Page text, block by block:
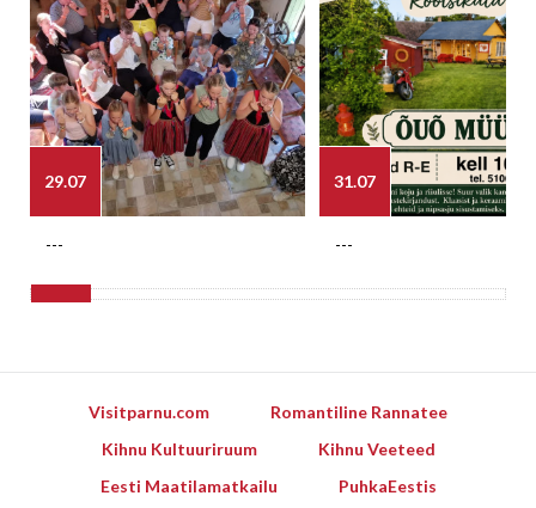
29.07
---
31.07
---
Visitparnu.com
Romantiline Rannatee
Kihnu Kultuuriruum
Kihnu Veeteed
Eesti Maatilamatkailu
PuhkaEestis